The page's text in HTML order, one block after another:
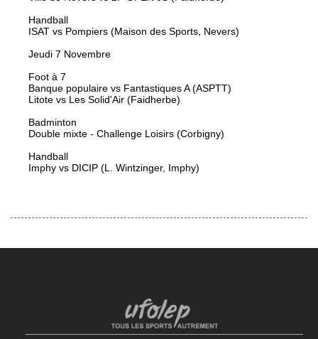
Handball
ISAT vs Pompiers (Maison des Sports, Nevers)
Jeudi 7 Novembre
Foot à 7
Banque populaire vs Fantastiques A (ASPTT)
Litote vs Les Solid'Air (Faidherbe)
Badminton
Double mixte - Challenge Loisirs (Corbigny)
Handball
Imphy vs DICIP (L. Wintzinger, Imphy)